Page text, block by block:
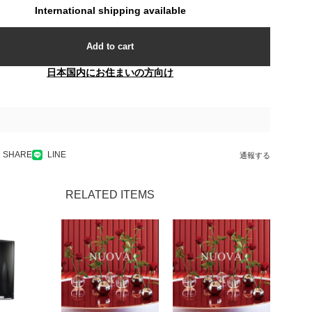
International shipping available
Add to cart
日本国内にお住まいの方向け
SHARE LINE 通報する
RELATED ITEMS